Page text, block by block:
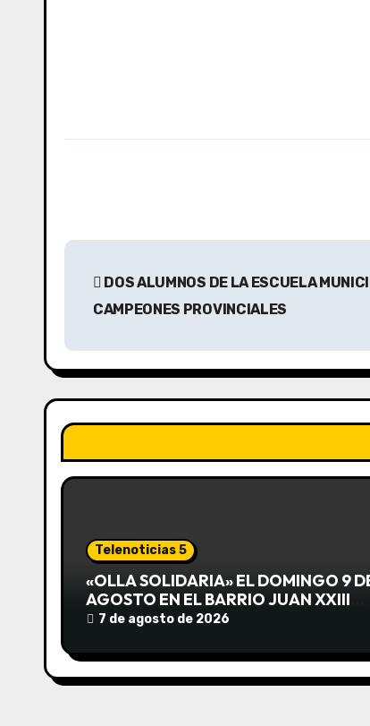
N
e
g
a
c
e
e
DOS ALUMNOS DE LA ESCUELA
CAMPEONES PROVINCIALES
Telenoticias 5
«OLLA SOLIDARIA» EL DOMINGO 9
AGOSTO EN EL BARRIO JUAN XXIII
DESDE LAS 13 HS
7 de agosto de 2026